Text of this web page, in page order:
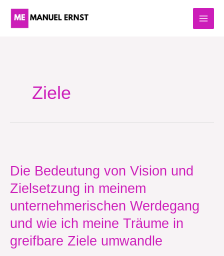
Inhalt
Ziele
Die Bedeutung von Vision und
Zielsetzung in meinem
unternehmerischen Werdegang
und wie ich meine Träume in
greifbare Ziele umwandle
von
Vision
und
in
meinem
unternehmerischen
Werdegang
und